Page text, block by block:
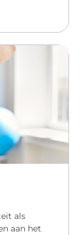
als
aan het